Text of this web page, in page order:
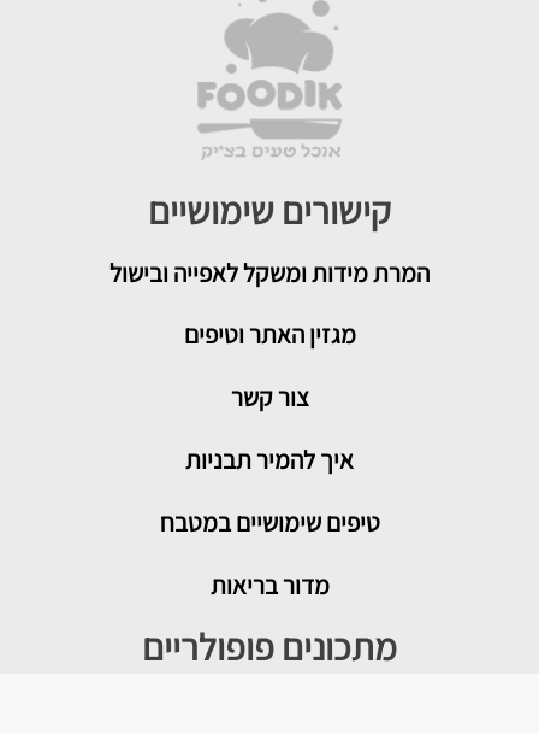
קישורים שימושיים
המרת מידות ומשקל לאפייה ובישול
מגזין האתר וטיפים
צור קשר
איך להמיר תבניות
טיפים שימושיים במטבח
מדור בריאות
מתכונים פופולריים